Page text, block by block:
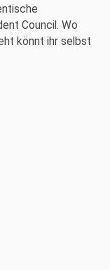
Council. Wo
könnt ihr selbst